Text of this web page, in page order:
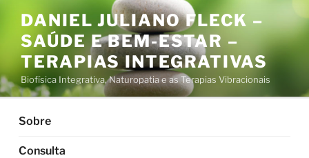
conteúdo
DANIEL JULIANO FLECK –
SAÚDE E BEM-ESTAR –
TERAPIAS INTEGRATIVAS
Biofísica Integrativa, Naturopatia e as Terapias Vibracionais
Sobre
Consulta